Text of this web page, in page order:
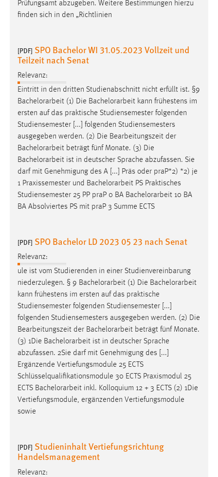
Prüfungsamt abzugeben. Weitere Bestimmungen hierzu
finden sich in den „Richtlinien
[PDF] SPO Bachelor WI 31.05.2023 Vollzeit und
Teilzeit nach Senat
Relevanz:
Eintritt in den dritten Studienabschnitt nicht erfüllt ist. §9
Bachelorarbeit (1) Die Bachelorarbeit kann frühestens im
ersten auf das praktische Studiensemester folgenden
Studiensemester [...] folgenden Studiensemesters
ausgegeben werden. (2) Die Bearbeitungszeit der
Bachelorarbeit beträgt fünf Monate. (3) Die
Bachelorarbeit ist in deutscher Sprache abzufassen. Sie
darf mit Genehmigung des A [...] Präs oder praP*2) *2) je
1 Praxissemester und Bachelorarbeit PS Praktisches
Studiensemester 25 PP praP 0 BA Bachelorarbeit 10 BA
BA Absolviertes PS mit praP 3 Summe ECTS
[PDF] SPO Bachelor LD 2023 05 23 nach Senat
Relevanz:
ule ist vom Studierenden in einer Studienvereinbarung
niederzulegen. § 9 Bachelorarbeit (1) Die Bachelorarbeit
kann frühestens im ersten auf das praktische
Studiensemester folgenden Studiensemester [...]
folgenden Studiensemesters ausgegeben werden. (2) Die
Bearbeitungszeit der Bachelorarbeit beträgt fünf Monate.
(3) 1Die Bachelorarbeit ist in deutscher Sprache
abzufassen. 2Sie darf mit Genehmigung des [...]
Ergänzende Vertiefungsmodule 25 ECTS
Schlüsselqualifikationsmodule 30 ECTS Praxismodul 25
ECTS Bachelorarbeit inkl. Kolloquium 12 + 3 ECTS (2) 1Die
Vertiefungsmodule, ergänzenden Vertiefungsmodule
sowie
[PDF] Studieninhalt Vertiefungsrichtung
Handelsmanagement
Relevanz: